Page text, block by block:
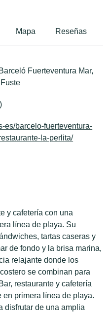
Mapa Reseñas
Fuerteventura Mar,
es/barcelo-fuerteventura-
la-perlita/
y cafetería con una
línea de playa. Su
tartas caseras y
de fondo y la brisa marina,
relajante donde los
se combinan para
restaurante y cafetería
primera línea de playa.
disfrutar de una amplia